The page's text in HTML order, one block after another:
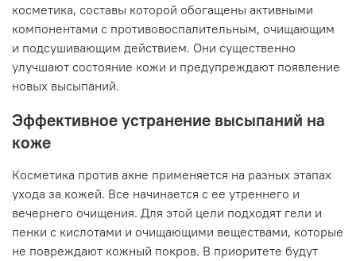
косметика, составы которой обогащены активными
компонентами с противовоспалительным, очищающим
и подсушивающим действием. Они существенно
улучшают состояние кожи и предупреждают появление
новых высыпаний.
Эффективное устранение высыпаний на
коже
Косметика против акне применяется на разных этапах
ухода за кожей. Все начинается с ее утреннего и
вечернего очищения. Для этой цели подходят гели и
пенки с кислотами и очищающими веществами, которые
не повреждают кожный покров. В приоритете будут